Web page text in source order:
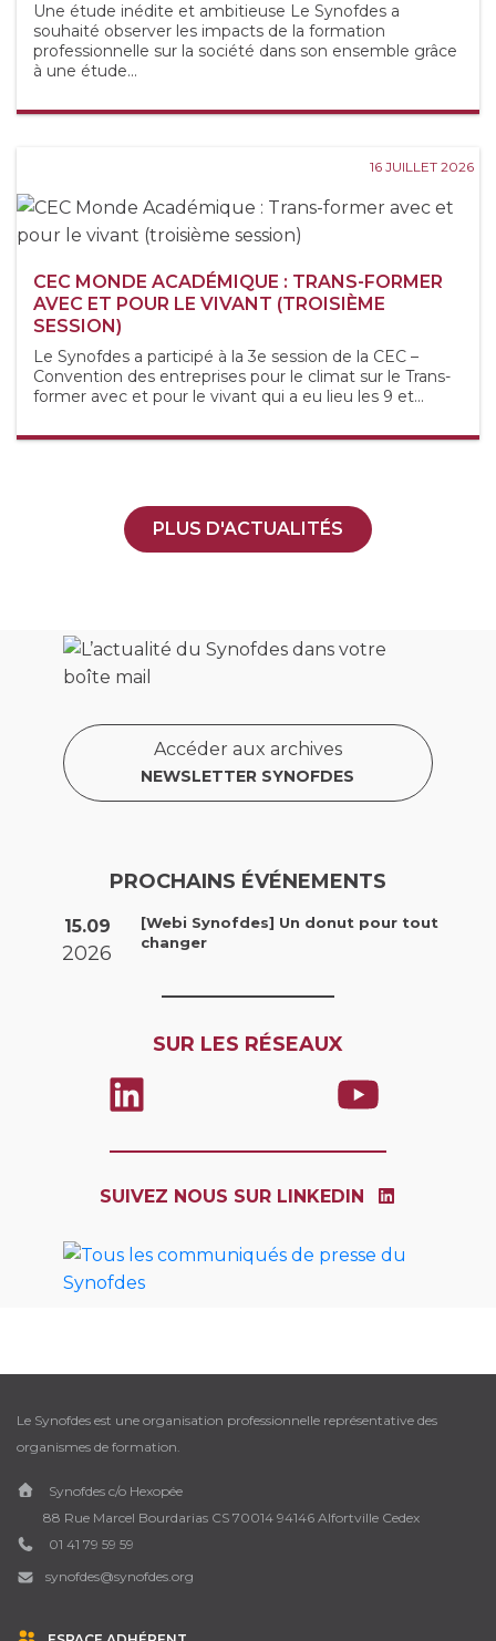
Une étude inédite et ambitieuse Le Synofdes a
souhaité observer les impacts de la formation
professionnelle sur la société dans son ensemble grâce
à une étude...
16 JUILLET 2026
CEC MONDE ACADÉMIQUE : TRANS-FORMER
AVEC ET POUR LE VIVANT (TROISIÈME
SESSION)
Le Synofdes a participé à la 3e session de la CEC –
Convention des entreprises pour le climat sur le Trans-
former avec et pour le vivant qui a eu lieu les 9 et...
PLUS D'ACTUALITÉS
Accéder aux archives
NEWSLETTER SYNOFDES
PROCHAINS ÉVÉNEMENTS
15.09
2026
[Webi Synofdes] Un donut pour tout
changer
SUR LES RÉSEAUX
SUIVEZ NOUS SUR LINKEDIN
Le Synofdes est une organisation professionnelle représentative des
organismes de formation.
Synofdes c/o Hexopée
88 Rue Marcel Bourdarias CS 70014 94146 Alfortville Cedex
01 41 79 59 59
synofdes@synofdes.org